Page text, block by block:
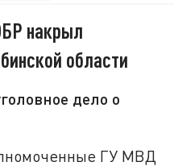
накрыл
области
дело о
ГУ МВД